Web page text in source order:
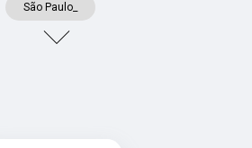
São Paulo_